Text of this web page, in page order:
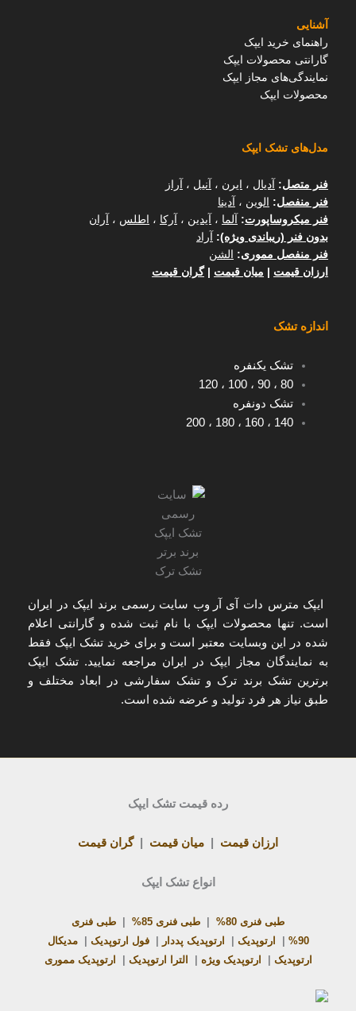
آشنایی
راهنمای خرید ایپک
گارانتی محصولات ایپک
نمایندگی‌های مجاز ایپک
محصولات ایپک
مدل‌های تشک ایپک
فنر متصل: آدیال ، ایرن ، آنیل ، آراز
فنر منفصل: الوین ، آدینا
فنر میکروساپورت: آلما ، آیدین ، آرکا ، اطلس ، آران
بدون فنر (ریباندی ویژه): آراد
فنر منفصل مموری: الشن
ارزان قیمت | میان قیمت |گران قیمت
اندازه تشک
تشک یکنفره
80، 90، 100 ، 120
تشک دونفره
140 ، 160 ، 180 ، 200
ایپک مترس دات آی آر وب سایت رسمی برند ایپک در ایران
است. تنها محصولات ایپک با نام ثبت شده و گارانتی اعلام
شده در این وبسایت معتبر است و برایخرید تشک ایپک فقط
به نمایندگان مجاز ایپک در ایران مراجعه نمایید. تشک ایپک
برترین تشک برند ترک و تشک سفارشی در ابعاد مختلف و
طبق نیاز هر فرد تولید و عرضه شده است.
رده قیمت تشک ایپک
ارزان قیمت میان قیمت |گران قیمت
انواع تشک ایپک
طبی فنری 80% طبی فنری 85%
طبی فنری
90%
ارتوپدیک ارتوپدیک پددار |فول ارتوپدیک |مدیکال
ارتوپدیک
ارتوپدیک ویژه الترا ارتوپدیک ارتوپدیک مموری